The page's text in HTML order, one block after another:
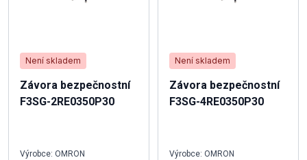
Není skladem
Závora bezpečnostní
F3SG-2RE0350P30
Výrobce: OMRON
Není skladem
Závora bezpečnostní
F3SG-4RE0350P30
Výrobce: OMRON